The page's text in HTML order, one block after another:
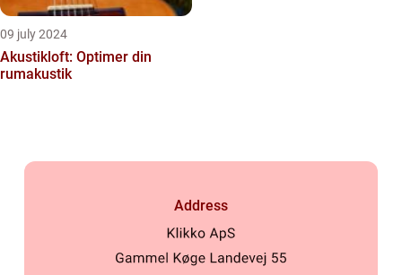
09 july 2024
Akustikloft: Optimer din
rumakustik
Address